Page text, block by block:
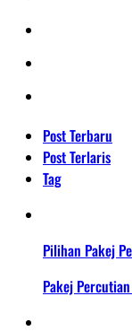
Post Terbaru
Post Terlaris
Tag
Pilihan Pakej
Pakej